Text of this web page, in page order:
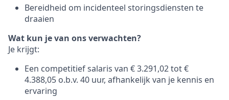
Bereidheid om incidenteel storingsdiensten te
draaien
Wat kun je van ons verwachten?
Je krijgt:
Een competitief salaris van € 3.291,02 tot €
4.388,05 o.b.v. 40 uur, afhankelijk van je kennis en
ervaring